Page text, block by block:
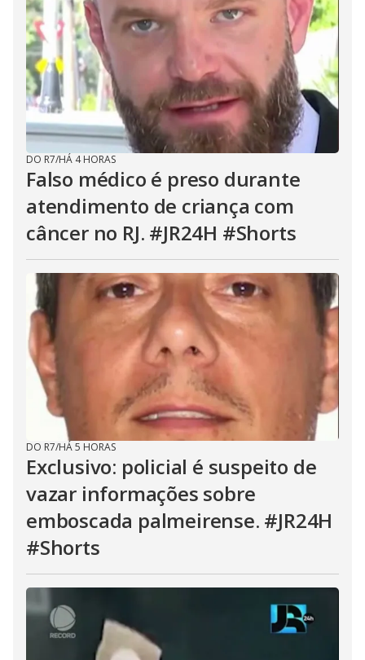
DO R7/HÁ 4 HORAS
Falso médico é preso durante
atendimento de criança com
câncer no RJ. #JR24H #Shorts
DO R7/HÁ 5 HORAS
Exclusivo: policial é suspeito de
vazar informações sobre
emboscada palmeirense. #JR24H
#Shorts